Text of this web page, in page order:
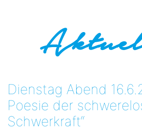
Dienstag Abend
Poesie der
Schwerkraft“